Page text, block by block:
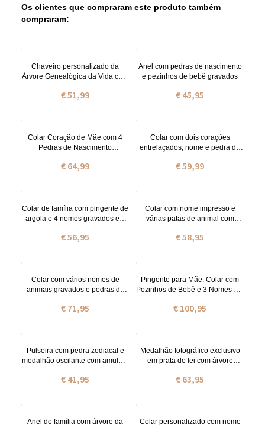
Os clientes que compraram este produto também
compraram:
Chaveiro personalizado da
Árvore Genealógica da Vida com
anos
€ 51,99
Anel com pedras de nascimento
e pezinhos de bebê gravados
€ 45,95
Colar Coração de Mãe com 4
Pedras de Nascimento
€ 64,99
Colar com dois corações
entrelaçados, nome e pedra de
€ 59,99
Colar de família com pingente de
argola e 4 nomes gravados em
€ 56,95
Colar com nome impresso e
várias patas de animal com
€ 58,95
Colar com vários nomes de
animais gravados e pedras de
€ 71,95
Pingente para Mãe: Colar com
Pezinhos de Bebê e 3 Nomes em
€ 100,95
Pulseira com pedra zodiacal e
medalhão oscilante com amuleto
€ 41,95
Medalhão fotográfico exclusivo
em prata de lei com árvore
€ 63,95
Anel de família com árvore da
Colar personalizado com nome